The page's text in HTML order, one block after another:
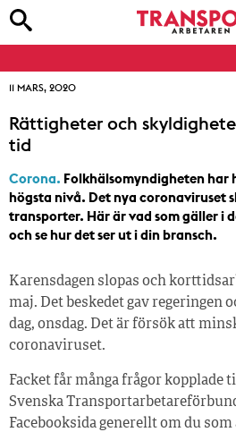
11 MARS, 2020
Rättigheter och
tid
Corona. Folkhälsomyndigheten
högsta nivå. Det nya coronaviruset
transporter. Här är vad som gäller i
och se hur det ser ut i din bransch.
Karensdagen slopas och
maj. Det beskedet gav regeringen
dag, onsdag. Det är försök att
coronaviruset.
Facket får många frågor kopplade
Svenska
Facebooksida generellt om du